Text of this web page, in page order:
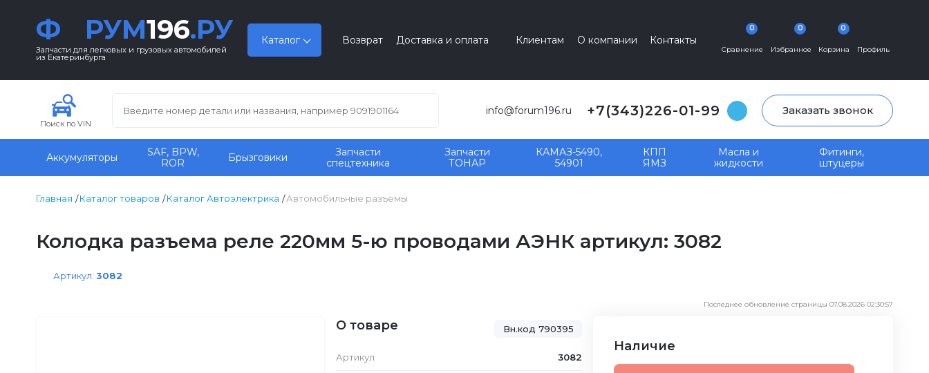
Ф РУМ196.РУ
Запчасти для легковых и грузовых автомобилей
из Екатеринбурга
Каталог Возврат Доставка и оплата Клиентам О компании Контакты
Сравнение
0
Избранное
0
Корзина
0
Профиль
Поиск по VIN
info@forum196.ru +7(343)226-01-99 Заказать звонок
Аккумуляторы
SAF, BPW,
ROR
Брызговики
Запчасти
спецтехника
Запчасти
ТОНАР
КАМАЗ-5490,
54901
КПП
ЯМЗ
Масла и
жидкости
Фитинги,
штуцеры
Главная Каталог товаров Каталог Автоэлектрика Автомобильные разъемы
Колодка разъема реле 220мм 5-ю проводами АЭНК артикул: 3082
Артикул: 3082
Последнее обновление страницы 07.08.2026 02:30:57
Вн.код 790395
О товаре
Артикул 3082
Наличие